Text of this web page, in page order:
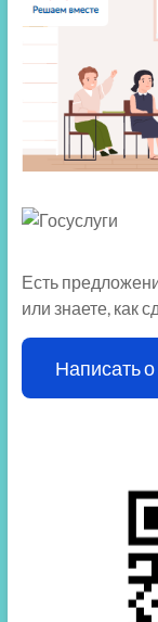
Есть
или знаете, как
Написать